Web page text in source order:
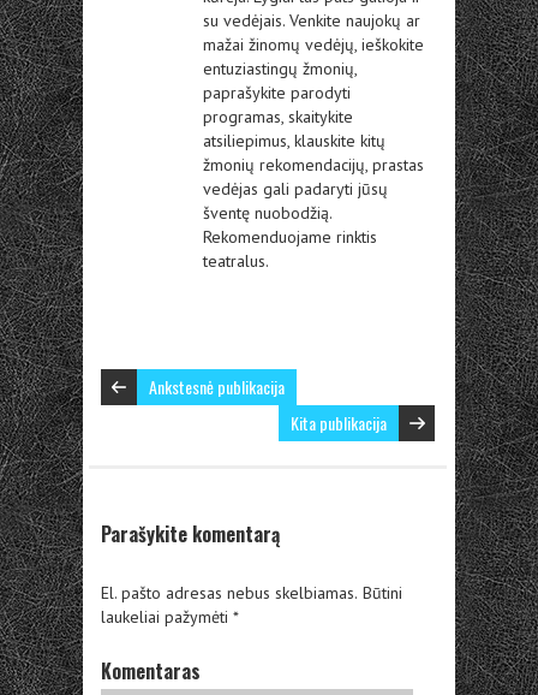
su vedėjais. Venkite naujokų ar
mažai žinomų vedėjų, ieškokite
entuziastingų žmonių,
paprašykite parodyti
programas, skaitykite
atsiliepimus, klauskite kitų
žmonių rekomendacijų, prastas
vedėjas gali padaryti jūsų
šventę nuobodžią.
Rekomenduojame rinktis
teatralus.
Ankstesnė publikacija
Kita publikacija
Parašykite komentarą
El. pašto adresas nebus skelbiamas. Būtini
laukeliai pažymėti *
Komentaras